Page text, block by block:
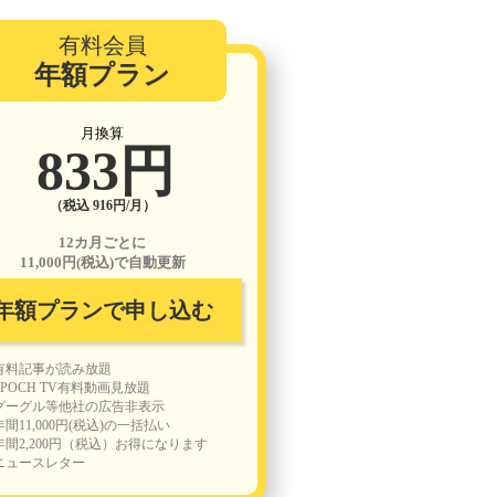
有料会員
年額プラン
月換算
833円
（税込 916円/月）
12カ月ごとに
11,000円(税込)で自動更新
額プランで申し込む
料記事が読み放題
TV有料動画見放題
ーグル等他社の広告非表示
間11,000円(税込)の一括払い
間2,200円（税込）お得になります
ュースレター